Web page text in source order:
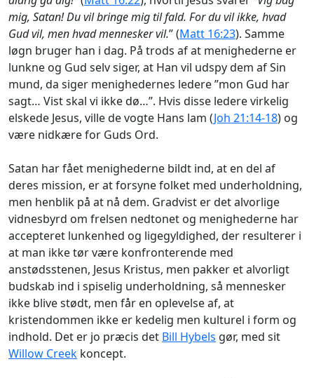
mig, Satan! Du vil bringe mig til fald. For du vil ikke, hvad
Gud vil, men hvad mennesker vil.” (Matt 16:23). Samme
løgn bruger han i dag. På trods af at menighederne er
lunkne og Gud selv siger, at Han vil udspy dem af Sin
mund, da siger menighedernes ledere ”mon Gud har
sagt… Vist skal vi ikke dø…”. Hvis disse ledere virkelig
elskede Jesus, ville de vogte Hans lam (Joh 21:14-18) og
være nidkære for Guds Ord.
Satan har fået menighederne bildt ind, at en del af
deres mission, er at forsyne folket med underholdning,
men henblik på at nå dem. Gradvist er det alvorlige
vidnesbyrd om frelsen nedtonet og menighederne har
accepteret lunkenhed og ligegyldighed, der resulterer i
at man ikke tør være konfronterende med
anstødsstenen, Jesus Kristus, men pakker et alvorligt
budskab ind i spiselig underholdning, så mennesker
ikke blive stødt, men får en oplevelse af, at
kristendommen ikke er kedelig men kulturel i form og
indhold. Det er jo præcis det Bill Hybels gør, med sit
Willow Creek koncept.